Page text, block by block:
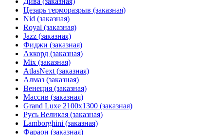
Цезарь терморазрыв (заказная)
Nid (заказная)
Royal (заказная)
Jazz (заказная)
Фиджи (заказная)
Аккорд (заказная)
Mix (заказная)
AtlasNext (заказная)
Алмаз (заказная)
Венеция (заказная)
Массив (заказная)
Grand Luxe 2100х1300 (заказная)
Русь Великая (заказная)
Lamborghini (заказная)
Фараон (заказная)